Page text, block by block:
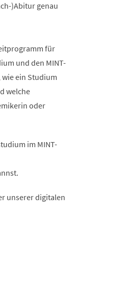
)Abitur genau
für
und den MINT-
wie ein Studium
welche
oder
im MINT-
unserer digitalen